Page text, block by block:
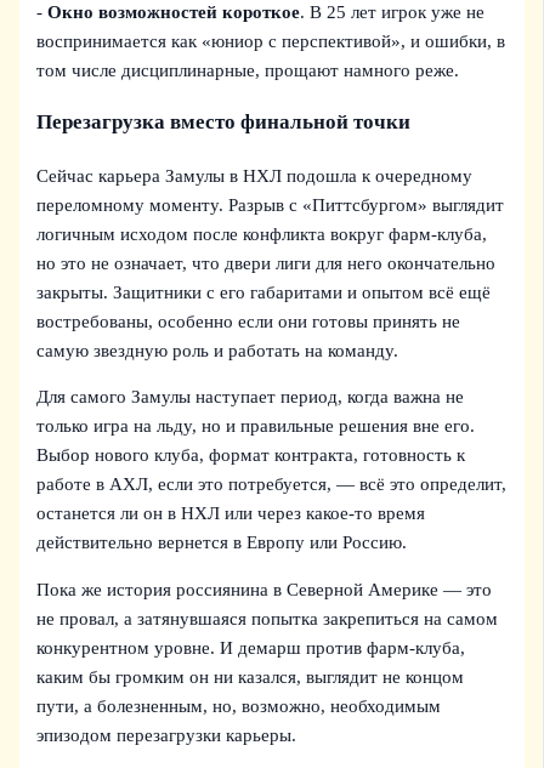
-Окно возможностей короткое. В 25 лет игрок уже не
воспринимается как «юниор с перспективой», и ошибки, в
том числе дисциплинарные, прощают намного реже.
Перезагрузка вместо финальной точки
Сейчас карьера Замулы в НХЛ подошла к очередному
переломному моменту. Разрыв с «Питтсбургом» выглядит
логичным исходом после конфликта вокруг фарм-клуба,
но это не означает, что двери лиги для него окончательно
закрыты. Защитники с его габаритами и опытом всё ещё
востребованы, особенно если они готовы принять не
самую звездную роль и работать на команду.
Для самого Замулы наступает период, когда важна не
только игра на льду, но и правильные решения вне его.
Выбор нового клуба, формат контракта, готовность к
работе в АХЛ, если это потребуется, — всё это определит,
останется ли он в НХЛ или через какое-то время
действительно вернется в Европу или Россию.
Пока же история россиянина в Северной Америке — это
не провал, а затянувшаяся попытка закрепиться на самом
конкурентном уровне. И демарш против фарм-клуба,
каким бы громким он ни казался, выглядит не концом
пути, а болезненным, но, возможно, необходимым
эпизодом перезагрузки карьеры.